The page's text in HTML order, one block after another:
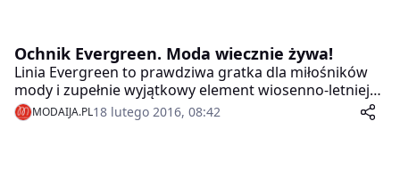
Ochnik Evergreen. Moda wiecznie żywa!
Linia Evergreen to prawdziwa gratka dla miłośników
mody i zupełnie wyjątkowy element wiosenno-letniej
kolekcji OCHNIK.
MODAIJA.PL18 lutego 2016, 08:42